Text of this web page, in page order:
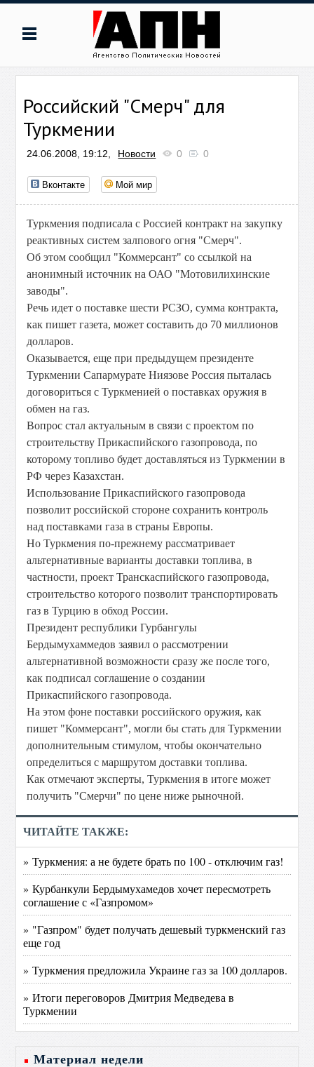
Российский "Смерч" для
Туркмении
24.06.2008, 19:12, Новости 0 0
Вконтакте Мой мир
Туркмения подписала с Россией контракт на закупку
реактивных систем залпового огня "Смерч".
Об этом сообщил "Коммерсант" со ссылкой на
анонимный источник на ОАО "Мотовилихинские
заводы".
Речь идет о поставке шести РСЗО, сумма контракта,
как пишет газета, может составить до 70 миллионов
долларов.
Оказывается, еще при предыдущем президенте
Туркмении Сапармурате Ниязове Россия пыталась
договориться с Туркменией о поставках оружия в
обмен на газ.
Вопрос стал актуальным в связи с проектом по
строительству Прикаспийского газопровода, по
которому топливо будет доставляться из Туркмении в
РФ через Казахстан.
Использование Прикаспийского газопровода
позволит российской стороне сохранить контроль
над поставками газа в страны Европы.
Но Туркмения по-прежнему рассматривает
альтернативные варианты доставки топлива, в
частности, проект Транскаспийского газопровода,
строительство которого позволит транспортировать
газ в Турцию в обход России.
Президент республики Гурбангулы
Бердымухаммедов заявил о рассмотрении
альтернативной возможности сразу же после того,
как подписал соглашение о создании
Прикаспийского газопровода.
На этом фоне поставки российского оружия, как
пишет "Коммерсант", могли бы стать для Туркмении
дополнительным стимулом, чтобы окончательно
определиться с маршрутом доставки топлива.
Как отмечают эксперты, Туркмения в итоге может
получить "Смерчи" по цене ниже рыночной.
ЧИТАЙТЕ ТАКЖЕ:
» Туркмения: а не будете брать по 100 - отключим газ!
» Курбанкули Бердымухамедов хочет пересмотреть
соглашение с «Газпромом»
» "Газпром" будет получать дешевый туркменский газ
еще год
» Туркмения предложила Украине газ за 100 долларов.
» Итоги переговоров Дмитрия Медведева в
Туркмении
Материал недели